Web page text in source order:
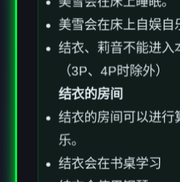
美雪会在床上睡眠。
美雪会在床上自娱自
结衣、莉音不能进入
（3P、4P时除外）
结衣的房间
结衣的房间可以进行
乐。
结衣会在书桌学习